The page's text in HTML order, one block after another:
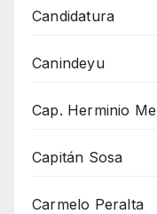
Candidatura
Canindeyu
Cap. Herminio
Capitán Sosa
Carmelo Peralta